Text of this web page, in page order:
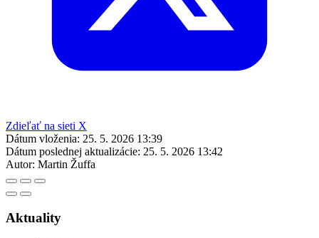
Zdieľať na sieti X
Dátum vloženia: 25. 5. 2026 13:39
Dátum poslednej aktualizácie: 25. 5. 2026 13:42
Autor: Martin Žuffa
Aktuality